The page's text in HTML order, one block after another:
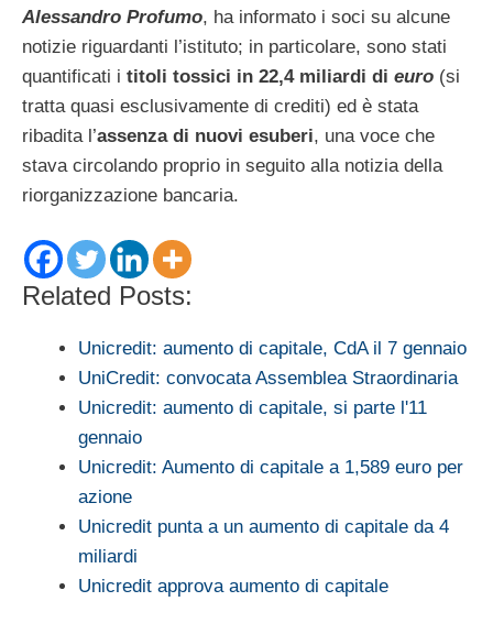
Alessandro Profumo, ha informato i soci su alcune
notizie riguardanti l’istituto; in particolare, sono stati
quantificati i titoli tossici in 22,4 miliardi di euro (si
tratta quasi esclusivamente di crediti) ed è stata
ribadita l’assenza di nuovi esuberi, una voce che
stava circolando proprio in seguito alla notizia della
riorganizzazione bancaria.
Related Posts:
Unicredit: aumento di capitale, CdA il 7 gennaio
UniCredit: convocata Assemblea Straordinaria
Unicredit: aumento di capitale, si parte l'11
gennaio
Unicredit: Aumento di capitale a 1,589 euro per
azione
Unicredit punta a un aumento di capitale da 4
miliardi
Unicredit approva aumento di capitale